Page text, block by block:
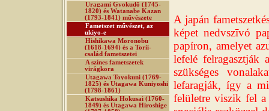
Uragami Gyokudō (1745-
1820) és Watanabe Kazan
(1793-1841) művészete
Fametszet művészet, az
ukiyo-e
Hishikawa Moronobu
(1618-1694) és a Torii-
család fametszetei
A színes fametszetek
virágkora
Utagawa Toyokuni (1769-
1825) és Utagawa Kuniyoshi
(1798-1861)
Katsushika Hokusai (1760-
1849) és Utagawa Hiroshige
A japán
képet nedvszīvó
papíron, amelyet
lefelé felragasztják
szükséges
lefaragják, így a
felületre viszik fel a